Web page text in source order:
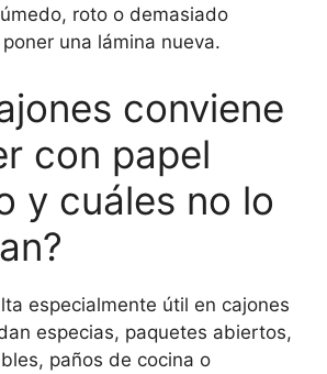
roto o demasiado
una lámina nueva.
conviene
con papel
y cuáles no lo
especialmente útil en cajones
especias, paquetes abiertos,
paños de cocina o